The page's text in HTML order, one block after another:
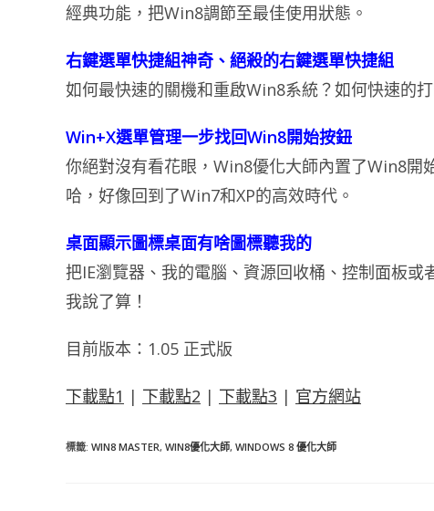
經典功能，把Win8調節至最佳使用狀態。
右鍵選單快捷組神奇、絕殺的右鍵選單快捷組
如何最快速的關機和重啟Win8系統？如何快速的
Win+X選單管理一步找回Win8開始按鈕
你絕對沒有看花眼，Win8優化大師內置了Win8
哈，好像回到了Win7和XP的高效時代。
桌面顯示圖標桌面有啥圖標聽我的
把IE瀏覽器、我的電腦、資源回收桶、控制面板
我說了算！
目前版本：1.05 正式版
下載點1 | 下載點2 | 下載點3 | 官方網站
標籤: WIN8 MASTER, WIN8優化大師, WINDOWS 8 優化大師